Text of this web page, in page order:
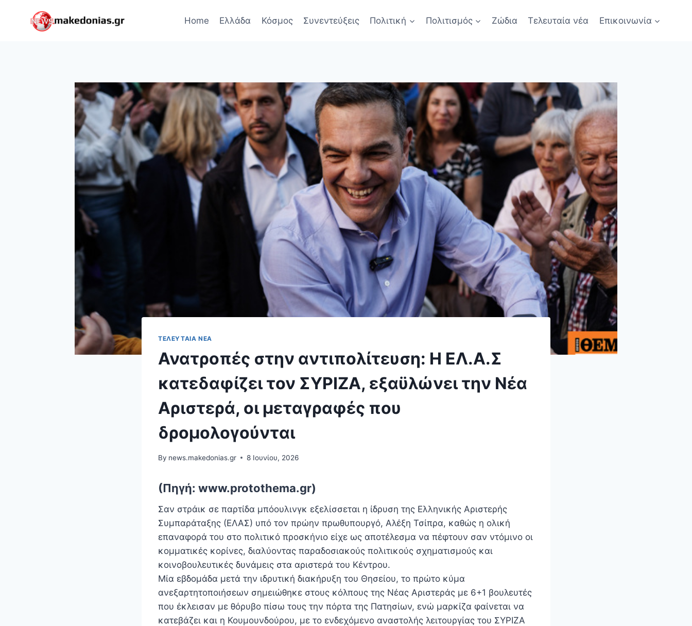
Home Ελλάδα Κόσμος Συνεντεύξεις Πολιτική Πολιτισμός Ζώδια Τελευταία νέα Επικοινωνία
ΤΕΛΕΥΤΑΊΑ ΝΈΑ
Ανατροπές στην αντιπολίτευση: Η ΕΛ.Α.Σ
κατεδαφίζει τον ΣΥΡΙΖΑ, εξαϋλώνει την Νέα
Αριστερά, οι μεταγραφές που
δρομολογούνται
By news.makedonias.gr 8 Ιουνίου, 2026
(Πηγή: www.protothema.gr)
Σαν στράικ σε παρτίδα μπόουλινγκ εξελίσσεται η ίδρυση της Ελληνικής Αριστερής
Συμπαράταξης (ΕΛΑΣ) υπό τον πρώην πρωθυπουργό, Αλέξη Τσίπρα, καθώς η ολική
επαναφορά του στο πολιτικό προσκήνιο είχε ως αποτέλεσμα να πέφτουν σαν ντόμινο οι
κομματικές κορίνες, διαλύοντας παραδοσιακούς πολιτικούς σχηματισμούς και
κοινοβουλευτικές δυνάμεις στα αριστερά του Κέντρου.
Μία εβδομάδα μετά την ιδρυτική διακήρυξη του Θησείου, το πρώτο κύμα
ανεξαρτητοποιήσεων σημειώθηκε στους κόλπους της Νέας Αριστεράς με 6+1 βουλευτές
που έκλεισαν με θόρυβο πίσω τους την πόρτα της Πατησίων, ενώ μαρκίζα φαίνεται να
κατεβάζει και η Κουμουνδούρου, με το ενδεχόμενο αναστολής λειτουργίας του ΣΥΡΙΖΑ